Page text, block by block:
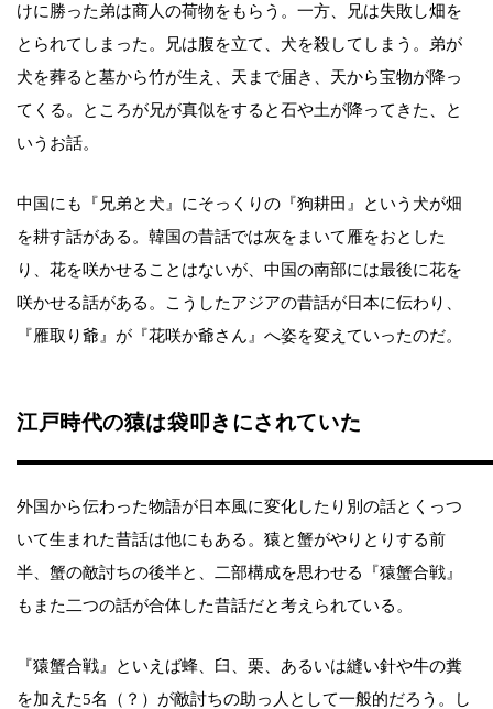
けに勝った弟は商人の荷物をもらう。一方、兄は失敗し畑を
とられてしまった。兄は腹を立て、犬を殺してしまう。弟が
犬を葬ると墓から竹が生え、天まで届き、天から宝物が降っ
てくる。ところが兄が真似をすると石や土が降ってきた、と
いうお話。
中国にも『兄弟と犬』にそっくりの『狗耕田』という犬が畑
を耕す話がある。韓国の昔話では灰をまいて雁をおとした
り、花を咲かせることはないが、中国の南部には最後に花を
咲かせる話がある。こうしたアジアの昔話が日本に伝わり、
『雁取り爺』が『花咲か爺さん』へ姿を変えていったのだ。
江戸時代の猿は袋叩きにされていた
外国から伝わった物語が日本風に変化したり別の話とくっつ
いて生まれた昔話は他にもある。猿と蟹がやりとりする前
半、蟹の敵討ちの後半と、二部構成を思わせる『猿蟹合戦』
もまた二つの話が合体した昔話だと考えられている。
『猿蟹合戦』といえば蜂、臼、栗、あるいは縫い針や牛の糞
を加えた5名（？）が敵討ちの助っ人として一般的だろう。し